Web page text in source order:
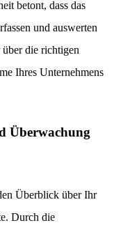
betont, dass das
und auswerten
über die richtigen
Ihres Unternehmens
Überwachung
Überblick über Ihr
Durch die